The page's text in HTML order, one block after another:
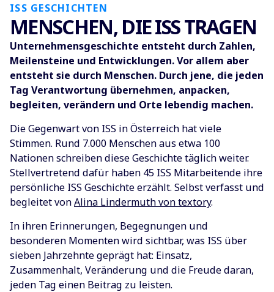
ISS GESCHICHTEN
MENSCHEN, DIE ISS TRAGEN
Unternehmensgeschichte entsteht durch Zahlen,
Meilensteine und Entwicklungen. Vor allem aber
entsteht sie durch Menschen. Durch jene, die jeden
Tag Verantwortung übernehmen, anpacken,
begleiten, verändern und Orte lebendig machen.
Die Gegenwart von ISS in Österreich hat viele
Stimmen. Rund 7.000 Menschen aus etwa 100
Nationen schreiben diese Geschichte täglich weiter.
Stellvertretend dafür haben 45 ISS Mitarbeitende ihre
persönliche ISS Geschichte erzählt. Selbst verfasst und
begleitet vonAlina Lindermuth von textory.
In ihren Erinnerungen, Begegnungen und
besonderen Momenten wird sichtbar, was ISS über
sieben Jahrzehnte geprägt hat: Einsatz,
Zusammenhalt, Veränderung und die Freude daran,
jeden Tag einen Beitrag zu leisten.